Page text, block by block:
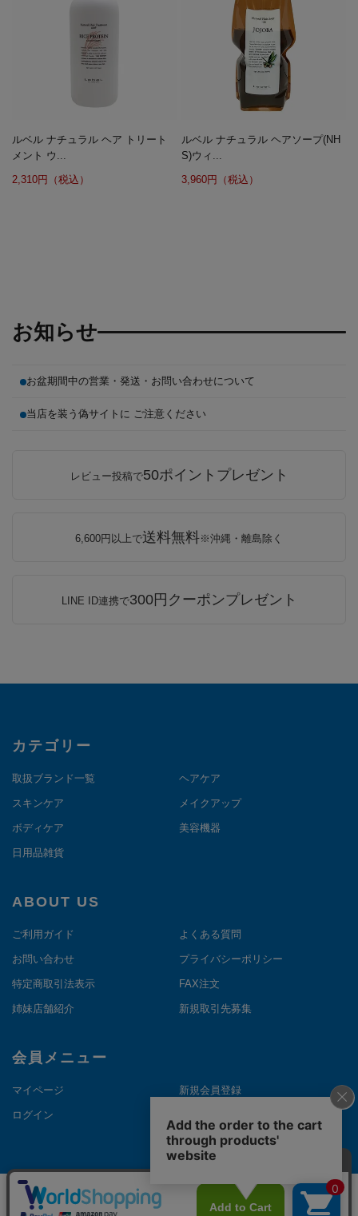
ルベル ナチュラル ヘア トリート
メント ウ...
2,310円（税込）
ルベル ナチュラル ヘアソープ(NH
S)ウィ...
3,960円（税込）
お知らせ
お盆期間中の営業・発送・お問い合わせについて
当店を装う偽サイトに ご注意ください
レビュー投稿で50ポイントプレゼント
6,600円以上で送料無料※沖縄・離島除く
LINE ID連携で300円クーポンプレゼント
カテゴリー
取扱ブランド一覧 ヘアケア
スキンケア メイクアップ
ボディケア 美容機器
日用品雑貨
ABOUT US
ご利用ガイド よくある質問
お問い合わせ プライバシーポリシー
特定商取引法表示 FAX注文
姉妹店舗紹介 新規取引先募集
会員メニュー
マイページ 新規会員登録
ログイン